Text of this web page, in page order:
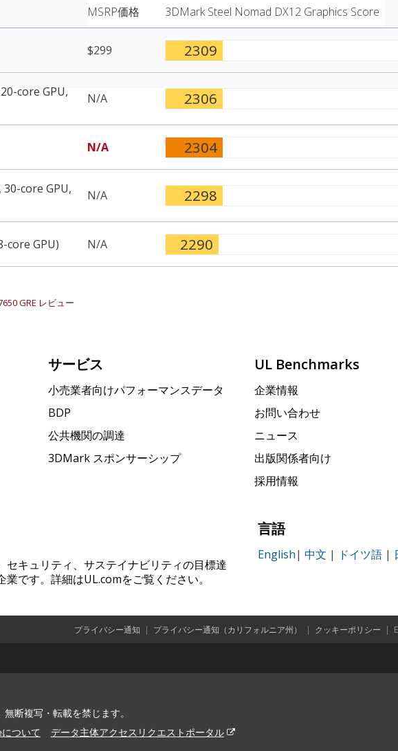
MSRP価格 3DMark Steel Nomad DX12 Graphics Score
$299 2309
core GPU,
N/A 2306
N/A 2304
core GPU,
N/A 2298
core GPU) N/A 2290
GRE レビュー
サービス
小売業者向けパフォーマンスデータ
BDP
公共機関の調達
3DMark スポンサーシップ
UL Benchmarks
企業情報
お問い合わせ
ニュース
出版関係者向け
採用情報
キュリティ、サステイナビリティの目標達
です。詳細はUL.comをご覧ください。
言語
English| 中文 | ドイツ語 |
プライバシー通知 | プライバシー通知（カリフォルニア州） | クッキーポリシー |
断複写・転載を禁じます。
ついて データ主体アクセスリクエストポータル